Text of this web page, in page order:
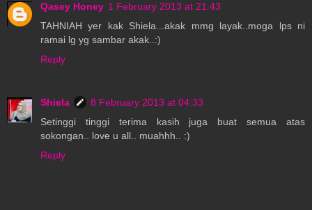
Qasey Honey 1 February 2013 at 21:43
TAHNIAH yer kak Shiela...akak mmg layak..moga lps ni
ramai lg yg sambar akak..:)
Reply
Shiela
8 February 2013 at 04:33
Setinggi tinggi terima kasih juga buat semua atas
sokongan.. love u all.. muahhh.. :)
Reply